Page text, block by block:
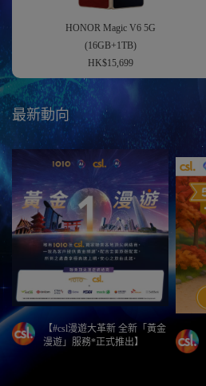
HONOR Magic V6 5G
(16GB+1TB)
HK$15,699
最新動向
【#csl漫遊大革新 全新「黃金
漫遊」服務*正式推出】